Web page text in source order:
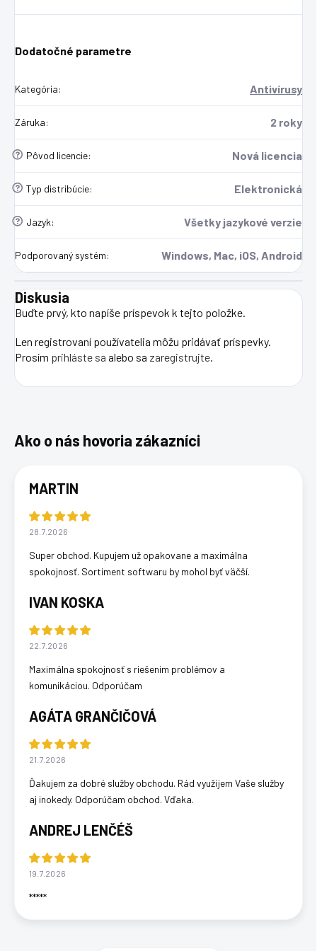
Dodatočné parametre
Kategória: Antivírusy
Záruka: 2 roky
? Pôvod licencie: Nová licencia
? Typ distribúcie: Elektronická
? Jazyk: Všetky jazykové verzie
Podporovaný systém: Windows, Mac, iOS, Android
Diskusia
Buďte prvý, kto napíše príspevok k tejto položke.
Len registrovaní používatelia môžu pridávať príspevky.
Prosím prihláste sa alebo sa zaregistrujte.
MARTIN
28.7.2026
Super obchod. Kupujem už opakovane a maximálna
spokojnosť. Sortiment softwaru by mohol byť väčší.
IVAN KOSKA
22.7.2026
Maximálna spokojnosť s riešením problémov a
komunikáciou. Odporúčam
AGÁTA GRANČIČOVÁ
21.7.2026
Ďakujem za dobré služby obchodu. Rád využijem Vaše služby
aj inokedy. Odporúčam obchod. Vďaka.
ANDREJ LENČÉŠ
19.7.2026
*****